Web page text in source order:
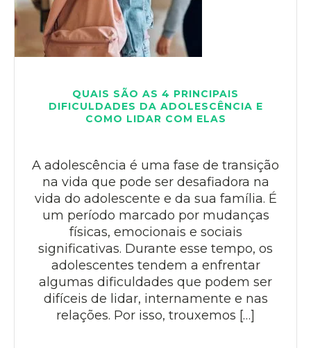
QUAIS SÃO AS 4 PRINCIPAIS
DIFICULDADES DA ADOLESCÊNCIA E
COMO LIDAR COM ELAS
A adolescência é uma fase de transição
na vida que pode ser desafiadora na
vida do adolescente e da sua família. É
um período marcado por mudanças
físicas, emocionais e sociais
significativas. Durante esse tempo, os
adolescentes tendem a enfrentar
algumas dificuldades que podem ser
difíceis de lidar, internamente e nas
relações. Por isso, trouxemos […]